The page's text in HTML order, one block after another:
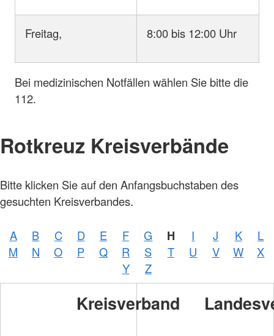
Freitag, 8:00 bis 12:00 Uhr
Bei medizinischen Notfällen wählen Sie bitte die
112.
Rotkreuz Kreisverbände
Bitte klicken Sie auf den Anfangsbuchstaben des
gesuchten Kreisverbandes.
A B C D E F G H I J K
L
M
N O P Q R S T U V W
X
Y
Z
Kreisverband
Foto:
Zelck /
GmbH